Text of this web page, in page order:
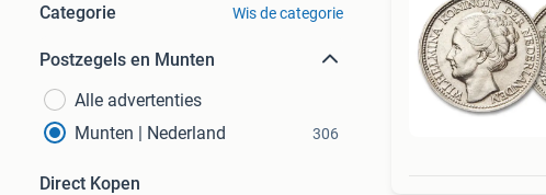
Categorie Wis de categorie
Postzegels en Munten
Alle advertenties
Munten | Nederland
306
Direct Kopen